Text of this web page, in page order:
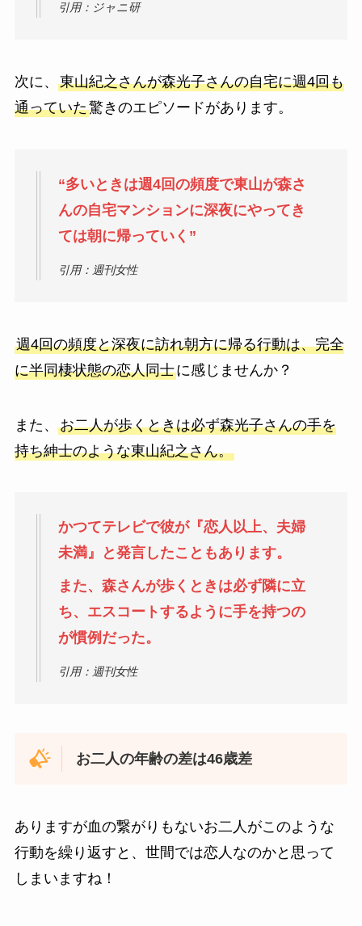
引用：ジャニ研
次に、 東山紀之さんが森光子さんの自宅に週4回も
通っていた驚きのエピソードがあります。
“多いときは週4回の頻度で東山が森さ
んの自宅マンションに深夜にやってき
ては朝に帰っていく”
引用：週刊女性
週4回の頻度と深夜に訪れ朝方に帰る行動は、完全
に半同棲状態の恋人同士に感じませんか？
また、 お二人が歩くときは必ず森光子さんの手を
持ち紳士のような東山紀之さん。
かつてテレビで彼が『恋人以上、夫婦
未満』と発言したこともあります。
また、森さんが歩くときは必ず隣に立
ち、エスコートするように手を持つの
が慣例だった。
引用：週刊女性
お二人の年齢の差は46歳差
ありますが血の繋がりもないお二人がこのような
行動を繰り返すと、世間では恋人なのかと思って
しまいますね！